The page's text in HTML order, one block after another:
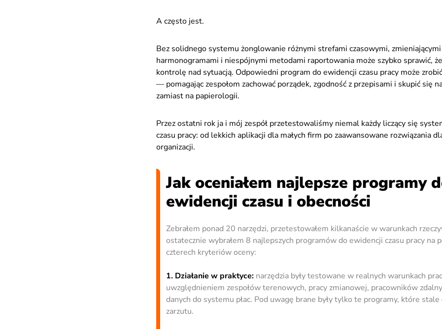
A często jest.
Bez solidnego systemu żonglowanie różnymi strefami czasowymi,
harmonogramami i niespójnymi metodami raportowania może szybko sprawić,
kontrolę nad sytuacją. Odpowiedni program do ewidencji czasu pracy może
— pomagając zespołom zachować porządek, zgodność z przepisami i skupić się
zamiast na papierologii.
Przez ostatni rok ja i mój zespół przetestowaliśmy niemal każdy liczący się
czasu pracy: od lekkich aplikacji dla małych firm po zaawansowane rozwiązania
organizacji.
Jak oceniałem najlepsze programy
ewidencji czasu i obecności
Zebrałem ponad 20 narzędzi, przetestowałem kilkanaście w warunkach
ostatecznie wybrałem 8 najlepszych programów do ewidencji czasu pracy na
czterech kryteriów oceny:
1. Działanie w praktyce: narzędzia były testowane w realnych warunkach
uwzględnieniem zespołów terenowych, pracy zmianowej, pracowników
danych do systemu płac. Pod uwagę brane były tylko te programy, które stale
zarzutu.